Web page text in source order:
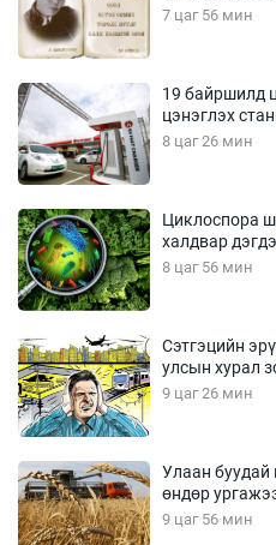
7 цаг 56 мин
19 байршилд
цэнэглэх
8 цаг 26 мин
Циклоспора
халдвар
8 цаг 56 мин
Сэтгэцийн
улсын хурал
9 цаг 26 мин
Улаан буудай
өндөр
9 цаг 56 мин